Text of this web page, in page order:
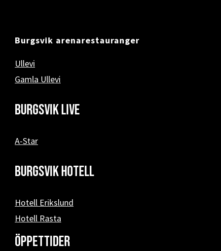
Burgsvik arenarestauranger
Ullevi
Gamla Ullevi
Burgsvik Live
A-Star
Burgsvik hotell
Hotell Erikslund
Hotell Rasta
Öppettider